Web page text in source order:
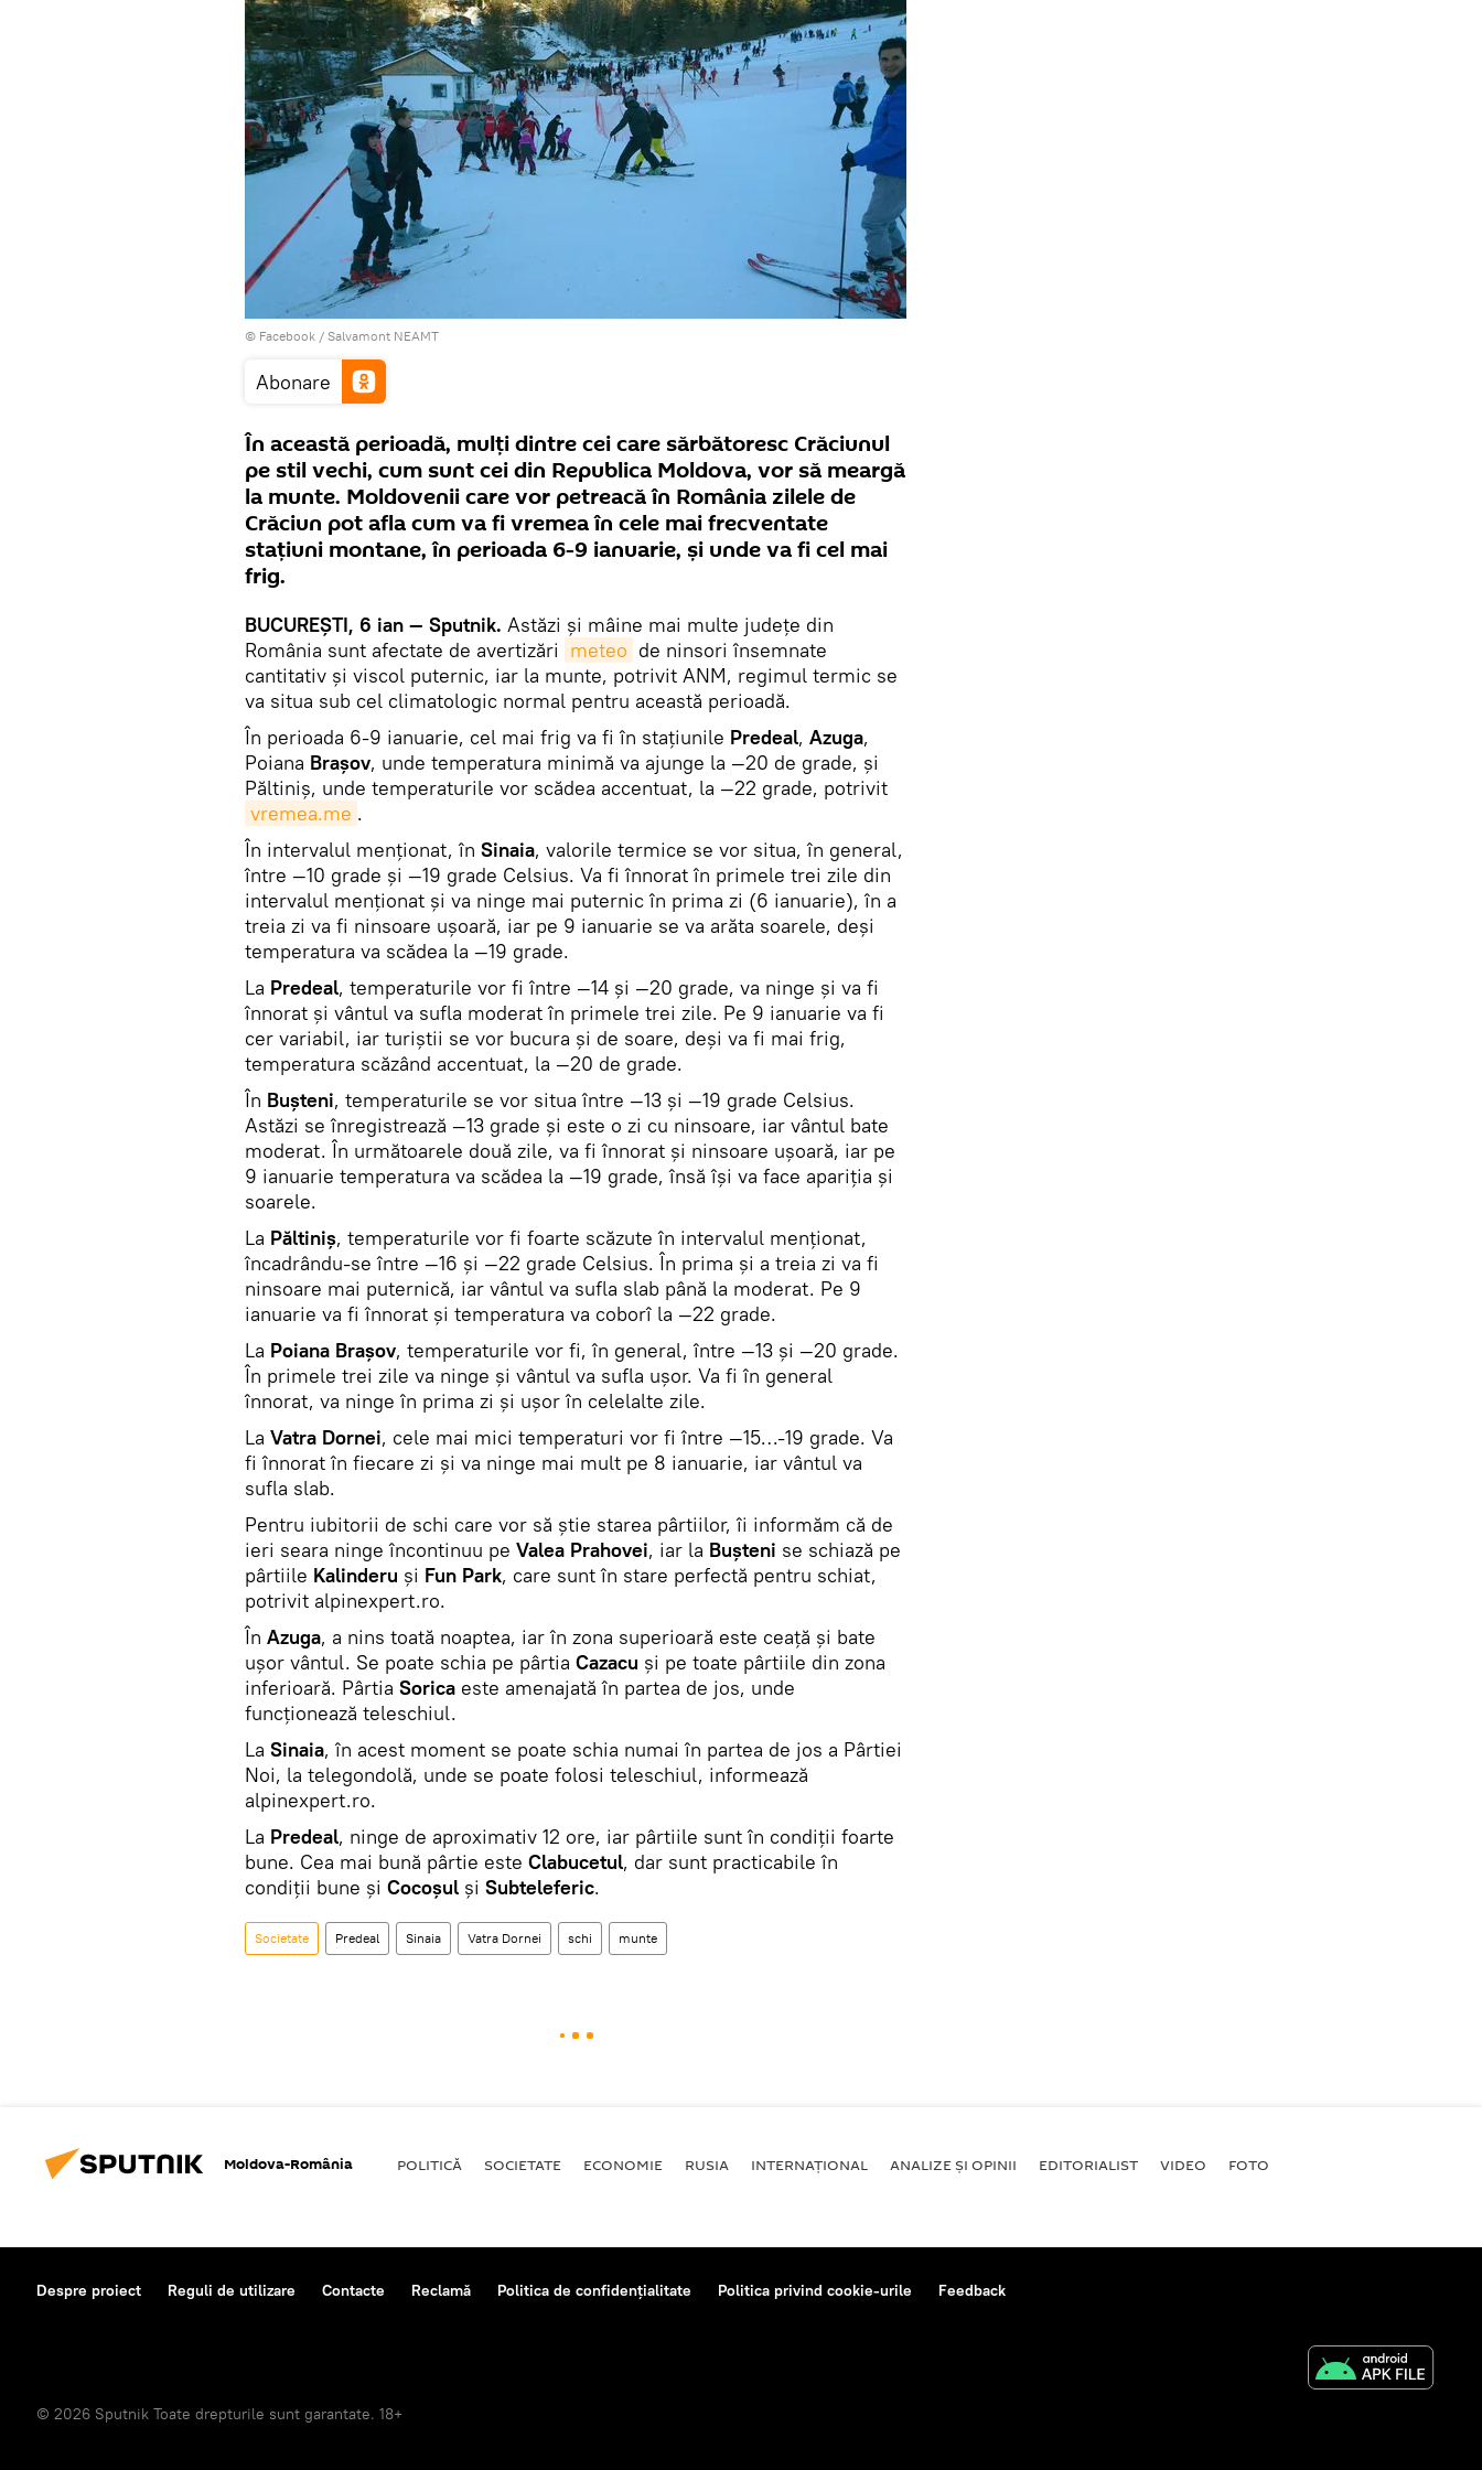
© Facebook / Salvamont NEAMT
Abonare
În această perioadă, mulţi dintre cei care sărbătoresc Crăciunul
pe stil vechi, cum sunt cei din Republica Moldova, vor să meargă
la munte. Moldovenii care vor petreacă în România zilele de
Crăciun pot afla cum va fi vremea în cele mai frecventate
staţiuni montane, în perioada 6-9 ianuarie, şi unde va fi cel mai
frig.
BUCUREŞTI, 6 ian — Sputnik. Astăzi şi mâine mai multe judeţe din
România sunt afectate de avertizări meteo de ninsori însemnate
cantitativ și viscol puternic, iar la munte, potrivit ANM, regimul termic se
va situa sub cel climatologic normal pentru această perioadă.
În perioada 6-9 ianuarie, cel mai frig va fi în staţiunile Predeal, Azuga,
Poiana Braşov, unde temperatura minimă va ajunge la —20 de grade, şi
Păltiniş, unde temperaturile vor scădea accentuat, la —22 grade, potrivit
vremea.me .
În intervalul menţionat, în Sinaia, valorile termice se vor situa, în general,
între —10 grade şi —19 grade Celsius. Va fi înnorat în primele trei zile din
intervalul menţionat şi va ninge mai puternic în prima zi (6 ianuarie), în a
treia zi va fi ninsoare uşoară, iar pe 9 ianuarie se va arăta soarele, deşi
temperatura va scădea la —19 grade.
La Predeal, temperaturile vor fi între —14 şi —20 grade, va ninge şi va fi
înnorat şi vântul va sufla moderat în primele trei zile. Pe 9 ianuarie va fi
cer variabil, iar turiştii se vor bucura şi de soare, deşi va fi mai frig,
temperatura scăzând accentuat, la —20 de grade.
În Buşteni, temperaturile se vor situa între —13 şi —19 grade Celsius.
Astăzi se înregistrează —13 grade şi este o zi cu ninsoare, iar vântul bate
moderat. În următoarele două zile, va fi înnorat şi ninsoare uşoară, iar pe
9 ianuarie temperatura va scădea la —19 grade, însă îşi va face apariţia şi
soarele.
La Păltiniş, temperaturile vor fi foarte scăzute în intervalul menţionat,
încadrându-se între —16 şi —22 grade Celsius. În prima şi a treia zi va fi
ninsoare mai puternică, iar vântul va sufla slab până la moderat. Pe 9
ianuarie va fi înnorat şi temperatura va coborî la —22 grade.
La Poiana Braşov, temperaturile vor fi, în general, între —13 şi —20 grade.
În primele trei zile va ninge şi vântul va sufla uşor. Va fi în general
înnorat, va ninge în prima zi şi uşor în celelalte zile.
La Vatra Dornei, cele mai mici temperaturi vor fi între —15…-19 grade. Va
fi înnorat în fiecare zi şi va ninge mai mult pe 8 ianuarie, iar vântul va
sufla slab.
Pentru iubitorii de schi care vor să ştie starea pârtiilor, îi informăm că de
ieri seara ninge încontinuu pe Valea Prahovei, iar la Buşteni se schiază pe
pârtiile Kalinderu şi Fun Park, care sunt în stare perfectă pentru schiat,
potrivit alpinexpert.ro.
În Azuga, a nins toată noaptea, iar în zona superioară este ceaţă şi bate
uşor vântul. Se poate schia pe pârtia Cazacu şi pe toate pârtiile din zona
inferioară. Pârtia Sorica este amenajată în partea de jos, unde
funcţionează teleschiul.
La Sinaia, în acest moment se poate schia numai în partea de jos a Pârtiei
Noi, la telegondolă, unde se poate folosi teleschiul, informează
alpinexpert.ro.
La Predeal, ninge de aproximativ 12 ore, iar pârtiile sunt în condiţii foarte
bune. Cea mai bună pârtie este Clabucetul, dar sunt practicabile în
condiţii bune şi Cocoşul şi Subteleferic.
Societate Predeal Sinaia Vatra Dornei schi munte
Moldova-România POLITICĂ SOCIETATE ECONOMIE RUSIA INTERNAŢIONAL ANALIZE ȘI OPINII EDITORIALIST VIDEO FOTO
Despre proiect Reguli de utilizare Contacte Reclamă Politica de confidențialitate Politica privind cookie-urile Feedback
© 2026 Sputnik Toate drepturile sunt garantate. 18+